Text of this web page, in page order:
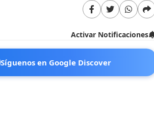
Activar Notificaciones
Síguenos en Google Discover